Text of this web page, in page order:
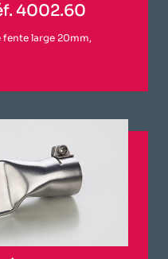
4002.60
fente large 20mm,